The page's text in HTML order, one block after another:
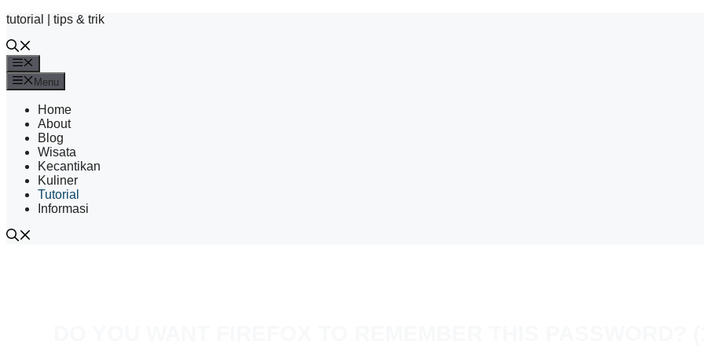
Skip
content
tutorial | tips & trik
Menu
Home
About
Blog
Wisata
Kecantikan
Kuliner
Tutorial
Informasi